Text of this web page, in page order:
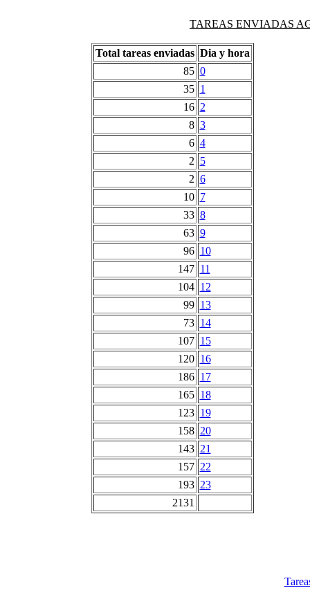
TAREAS ENVIADAS
Total tareas enviadas Dia y hora
85 0
35 1
16 2
8 3
6 4
2 5
2 6
10 7
33 8
63 9
96 10
147 11
104 12
99 13
73 14
107 15
120 16
186 17
165 18
123 19
158 20
143 21
157 22
193 23
2131